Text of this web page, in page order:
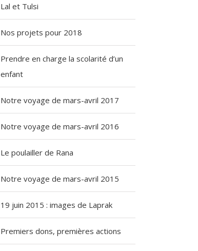
Lal et Tulsi
Nos projets pour 2018
Prendre en charge la scolarité d’un
enfant
Notre voyage de mars-avril 2017
Notre voyage de mars-avril 2016
Le poulailler de Rana
Notre voyage de mars-avril 2015
19 juin 2015 : images de Laprak
Premiers dons, premières actions